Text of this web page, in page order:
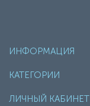
ИНФОРМАЦИЯ
КАТЕГОРИИ
ЛИЧНЫЙ КАБИНЕТ